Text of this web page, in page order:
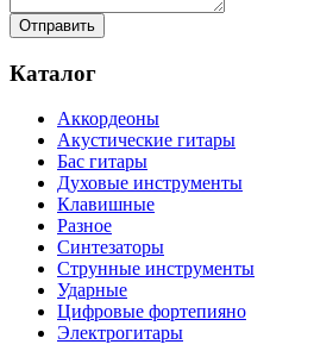
Каталог
Аккордеоны
Акустические гитары
Бас гитары
Духовые инструменты
Клавишные
Разное
Синтезаторы
Струнные инструменты
Ударные
Цифровые фортепияно
Электрогитары